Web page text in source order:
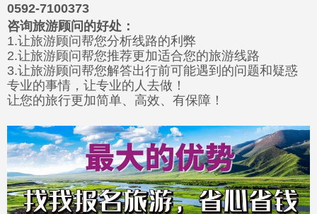
0592-7100373
咨询旅游顾问的好处：
1.让旅游顾问帮您分析线路的利弊
2.让旅游顾问帮您推荐更加适合您的旅游线路
3.让旅游顾问帮您解答出行前可能遇到的问题和疑惑
专业的事情，让专业的人去做！
让您的旅行更加简单、高效、有保障！